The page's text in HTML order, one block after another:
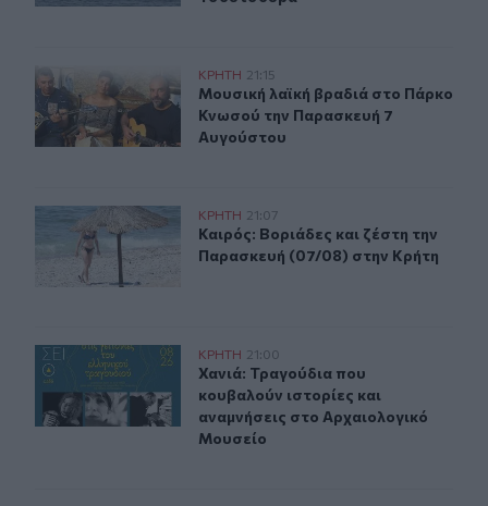
Μουσική λαϊκή βραδιά στο Πάρκο Κνωσού την
ΚΡΗΤΗ 21:15
Μουσική λαϊκή βραδιά στο
Μουσική λαϊκή βραδιά στο Πάρκο
Κνωσού την Παρασκευή 7
Αυγούστου
Καιρός: Βοριάδες και ζέστη την Παρασκευή (07/08)
ΚΡΗΤΗ 21:07
Καιρός: Βοριάδες και ζέστη την
Καιρός: Βοριάδες και ζέστη την
Παρασκευή (07/08) στην Κρήτη
Χανιά: Τραγούδια που κουβαλούν ιστορίες και
ΚΡΗΤΗ 21:00
Χανιά: Τραγούδια που κουβαλούν
Χανιά: Τραγούδια που
κουβαλούν ιστορίες και
αναμνήσεις στο Αρχαιολογικό
Μουσείο